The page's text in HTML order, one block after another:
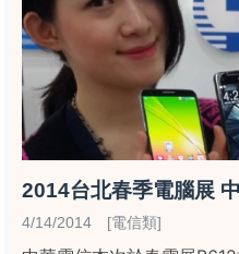
2014台北春季電腦展
4/14/2014 [電信類]